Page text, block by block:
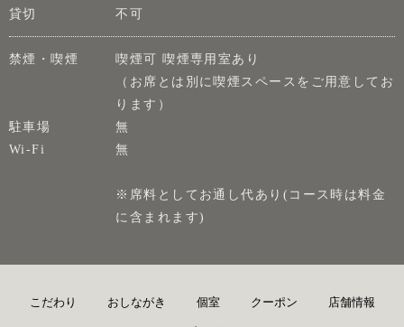
貸切
不可
禁煙・喫煙
喫煙可 喫煙専用室あり
（お席とは別に喫煙スペースをご用意してお
ります）
駐車場
無
Wi-Fi
無
※席料としてお通し代あり(コース時は料金
に含まれます)
こだわり おしながき 個室 クーポン 店舗情報